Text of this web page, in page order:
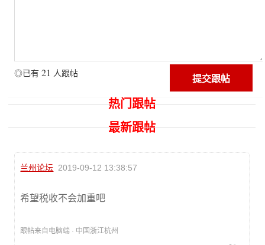
◎已有 21 人跟帖
热门跟帖
最新跟帖
兰州论坛 2019-09-12 13:38:57
希望税收不会加重吧
跟帖来自电脑端 · 中国浙江杭州